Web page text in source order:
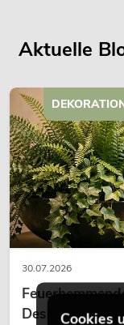
Aktuelle
30.07.2026
Design perfekt
Cookies